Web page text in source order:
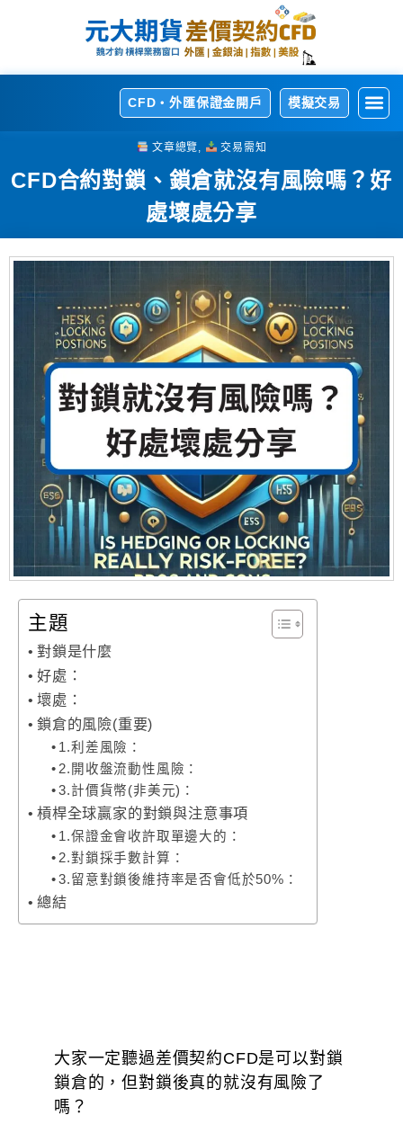
CFD・外匯保證金開戶 模擬交易
文章總覽, 交易需知
CFD合約對鎖、鎖倉就沒有風險嗎？好
處壞處分享
主題
對鎖是什麼
好處：
壞處：
鎖倉的風險(重要)
1.利差風險：
2.開收盤流動性風險：
3.計價貨幣(非美元)：
槓桿全球贏家的對鎖與注意事項
1.保證金會收許取單邊大的：
2.對鎖採手數計算：
3.留意對鎖後維持率是否會低於50%：
總結
大家一定聽過差價契約CFD是可以對鎖
鎖倉的，但對鎖後真的就沒有風險了
嗎？